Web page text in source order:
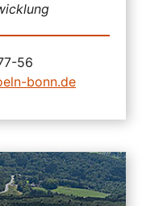
56
bonn.de